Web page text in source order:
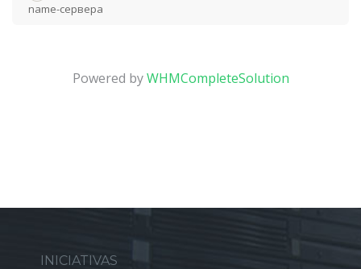
name-сервера
Powered byWHMCompleteSolution
INICIATIVAS